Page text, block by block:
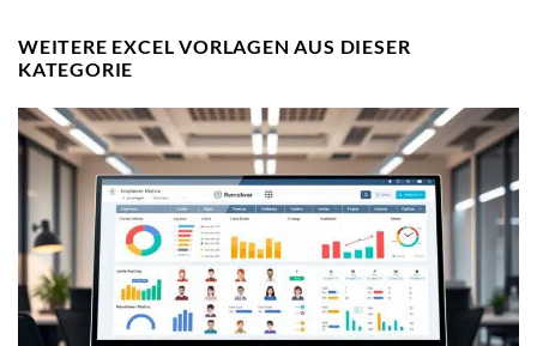
WEITERE EXCEL VORLAGEN AUS DIESER
KATEGORIE